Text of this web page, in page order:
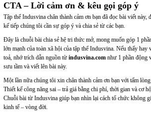
CTA – Lời cảm ơn & kêu gọi góp ý
Tập thể Indusvina chân thành cảm ơn bạn đã đọc bài viết này,
kế tiếp chúng tôi cần sự góp ý và chia sẻ từ các bạn.
Đây là chuỗi bài chia sẻ hệ tri thức mở, mong muốn góp 1
lớn mạnh của toàn xã hội của tập thể Indusvina. Nếu thấy hay
toả, nhớ trích dẫn nguồn từ indusvina.comnhư 1 phần động
sưu tầm và viết lên bài này.
Một lần nữa chúng tôi xin chân thành cảm ơn bạn với tấm
Thiết kế công năng sai – trả giá bằng chi phí, thời gian và cơ
Chuỗi bài từ Indusvina giúp bạn nhìn lại cách tổ chức không
kinh tế – vòng đời.